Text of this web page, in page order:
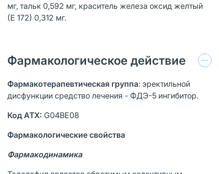
мг, тальк 0,592 мг, краситель железа оксид желтый
(Е 172) 0,312 мг.
Фармакологическое действие
Фармакотерапевтическая группа: эректильной
дисфункции средство лечения - ФДЭ-5 ингибитор.
Код АТХ: G04BE08
Фармакологические свойства
Фармакодинамика